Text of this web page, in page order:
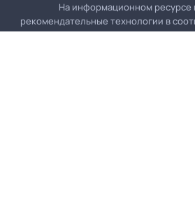
На информационном ресурсе
рекомендательные технологии в